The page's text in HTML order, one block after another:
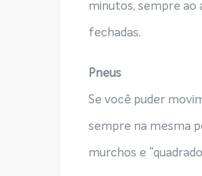
minutos, sempre ao
fechadas.
Pneus
Se você puder
sempre na mesma
murchos e